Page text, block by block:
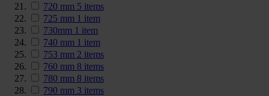
720 mm 5 items
725 mm 1 item
730mm 1 item
740 mm 1 item
753 mm 2 items
760 mm 8 items
780 mm 8 items
790 mm 3 items